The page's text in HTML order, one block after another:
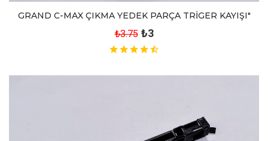
GRAND C-MAX ÇIKMA YEDEK PARÇA TRİGER KAYIŞI"
₺3.75 ₺3